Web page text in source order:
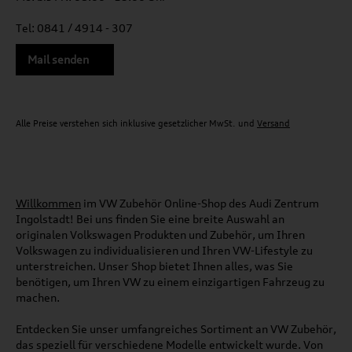
Tel: 0841 / 4914 - 307
Mail senden
Alle Preise verstehen sich inklusive gesetzlicher MwSt. und Versand
Willkommen im VW Zubehör Online-Shop des Audi Zentrum
Ingolstadt! Bei uns finden Sie eine breite Auswahl an
originalen Volkswagen Produkten und Zubehör, um Ihren
Volkswagen zu individualisieren und Ihren VW-Lifestyle zu
unterstreichen. Unser Shop bietet Ihnen alles, was Sie
benötigen, um Ihren VW zu einem einzigartigen Fahrzeug zu
machen.
Entdecken Sie unser umfangreiches Sortiment an VW Zubehör,
das speziell für verschiedene Modelle entwickelt wurde. Von